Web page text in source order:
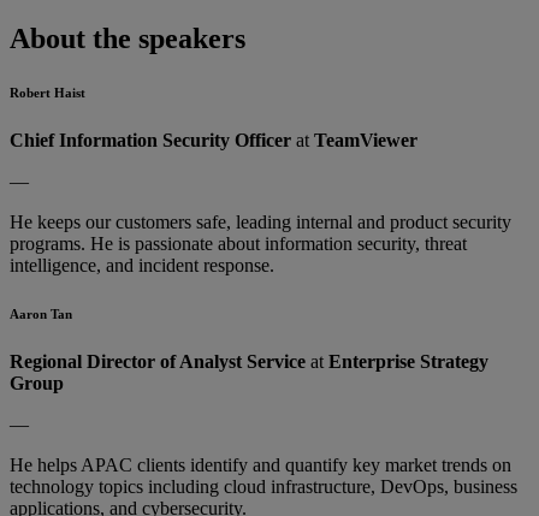
About the speakers
Robert Haist
Chief Information Security Officer at TeamViewer
—
He keeps our customers safe, leading internal and product security
programs. He is passionate about information security, threat
intelligence, and incident response.
Aaron Tan
Regional Director of Analyst Service at Enterprise Strategy
Group
—
He helps APAC clients identify and quantify key market trends on
technology topics including cloud infrastructure, DevOps, business
applications, and cybersecurity.